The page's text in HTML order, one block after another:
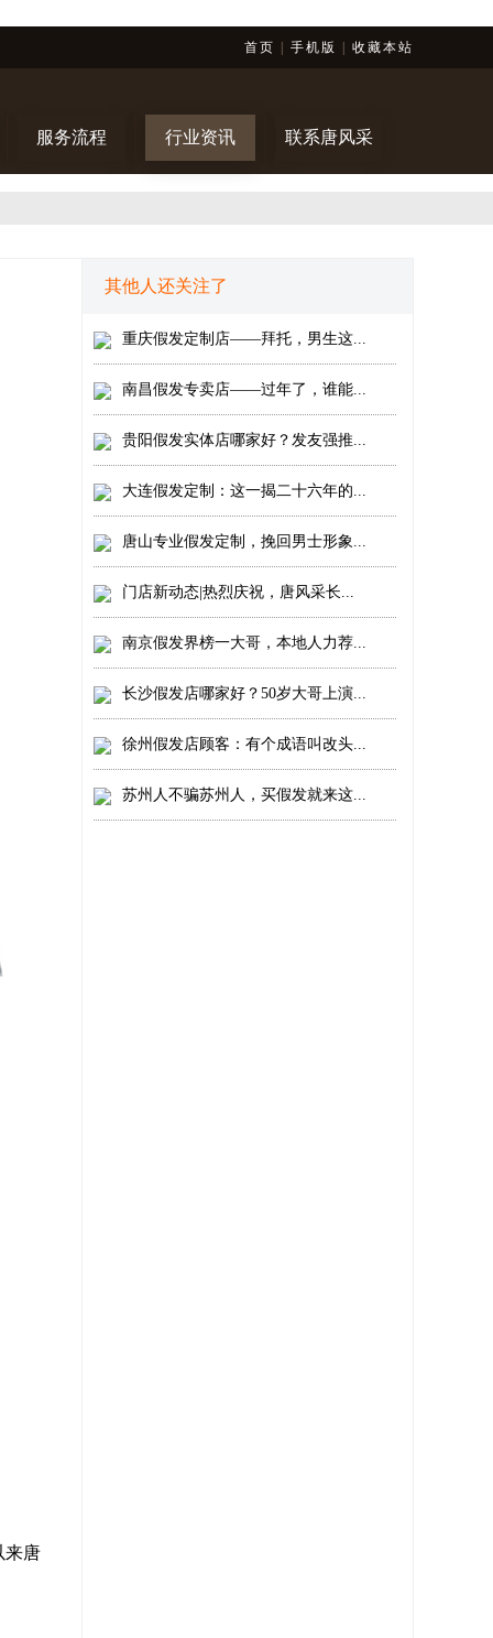
首页 手机版 收藏本站
服务流程 行业资讯 联系唐风采
来唐
其他人还关注了
重庆假发定制店——拜托，男生这...
南昌假发专卖店——过年了，谁能...
贵阳假发实体店哪家好？发友强推...
大连假发定制：这一揭二十六年的...
唐山专业假发定制，挽回男士形象...
门店新动态|热烈庆祝，唐风采长...
南京假发界榜一大哥，本地人力荐...
长沙假发店哪家好？50岁大哥上演...
徐州假发店顾客：有个成语叫改头...
苏州人不骗苏州人，买假发就来这...